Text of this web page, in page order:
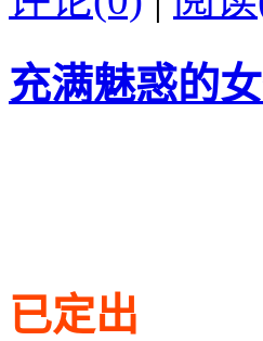
充满魅惑的
已定出